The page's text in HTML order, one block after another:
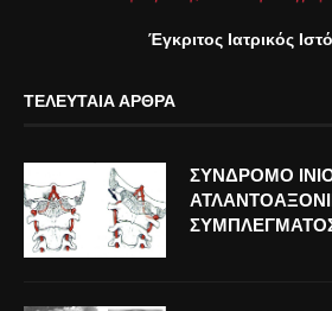
Έγκριτος Ιατρικός
ΤΕΛΕΥΤΑΊΑ ΆΡΘΡΑ
ΣΥΝΔΡΟΜΟ